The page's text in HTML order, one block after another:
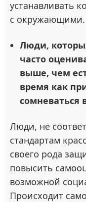
устанавливать
с окружающими.
Люди,
часто
выше, чем
время как
сомневаться
Люди, не
стандартам
своего рода
повысить
возможной
Происходит